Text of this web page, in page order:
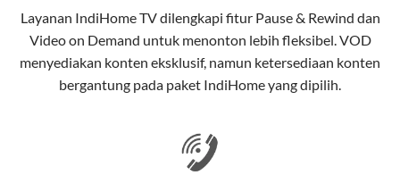
pelanggan. Teknologi ini memiliki beberapa
keunggulan:
Kecepatan Tinggi
dibandingkan kabel tembaga atau DSL.
Layanan IndiHome TVdilengkapi fitur Pause & Rewind dan
Video on Demand untuk menonton lebih fleksibel. VOD
menyediakan konten eksklusif, namun ketersediaan konten
bergantung pada paket IndiHome yang dipilih.